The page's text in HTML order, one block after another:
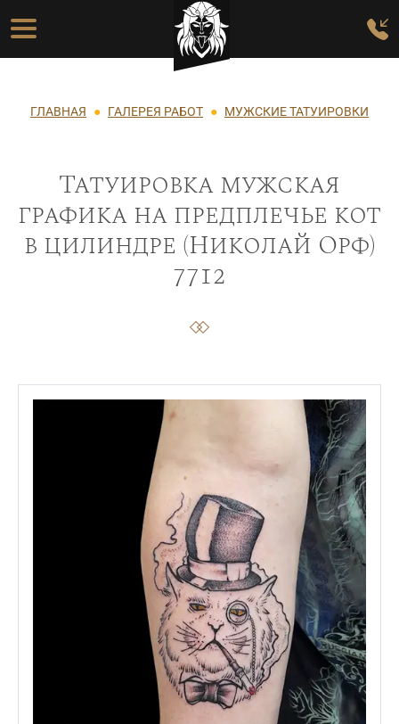
Перейти к основному содержанию
Основная навигация
Строка навигации
ГЛАВНАЯ ГАЛЕРЕЯ РАБОТ МУЖСКИЕ ТАТУИРОВКИ
Татуировка мужская
графика на предплечье кот
в цилиндре (Николай Орф)
7712